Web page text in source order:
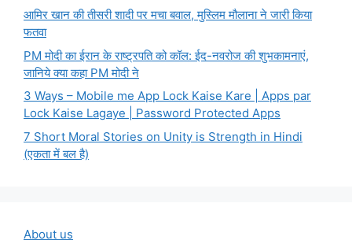
आमिर खान की तीसरी शादी पर मचा बवाल, मुस्लिम मौलाना ने जारी किया
फतवा
PM मोदी का ईरान के राष्ट्रपति को कॉल: ईद-नवरोज की शुभकामनाएं,
जानिये क्या कहा PM मोदी ने
3 Ways – Mobile me App Lock Kaise Kare | Apps par
Lock Kaise Lagaye | Password Protected Apps
7 Short Moral Stories on Unity is Strength in Hindi
(एकता में बल है)
About us